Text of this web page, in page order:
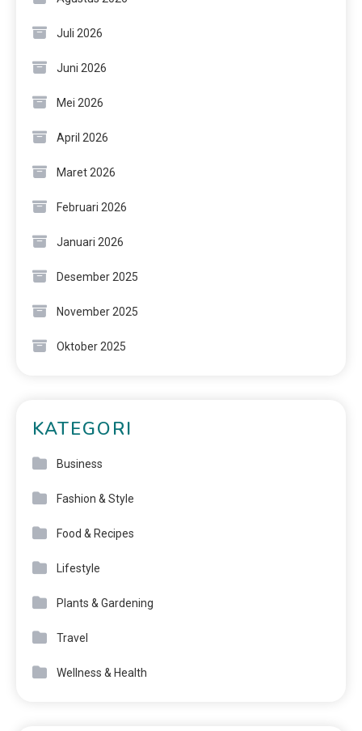
Juli 2026
Juni 2026
Mei 2026
April 2026
Maret 2026
Februari 2026
Januari 2026
Desember 2025
November 2025
Oktober 2025
KATEGORI
Business
Fashion & Style
Food & Recipes
Lifestyle
Plants & Gardening
Travel
Wellness & Health